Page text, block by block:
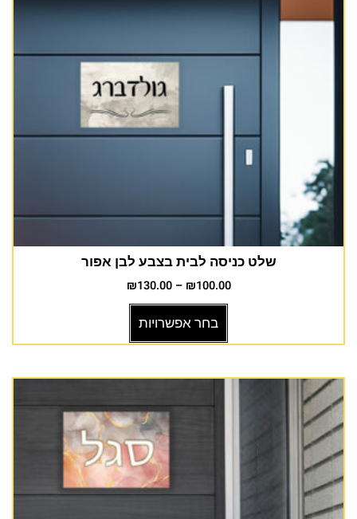
שלט כניסה לבית בצבע לבן אפור
₪100.00
–
₪130.00
בחר אפשרויות